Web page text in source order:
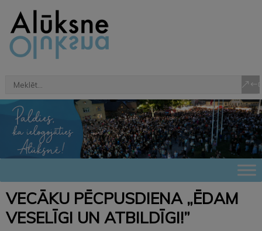
VECĀKU PĒCPUSDIENA „ĒDAM
VESELĪGI UN ATBILDĪGI!”